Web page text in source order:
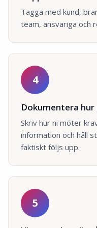
Tagga med kund,
team, ansvariga och
4
Dokumentera
Skriv hur ni möter
information och håll
faktiskt följs upp.
5